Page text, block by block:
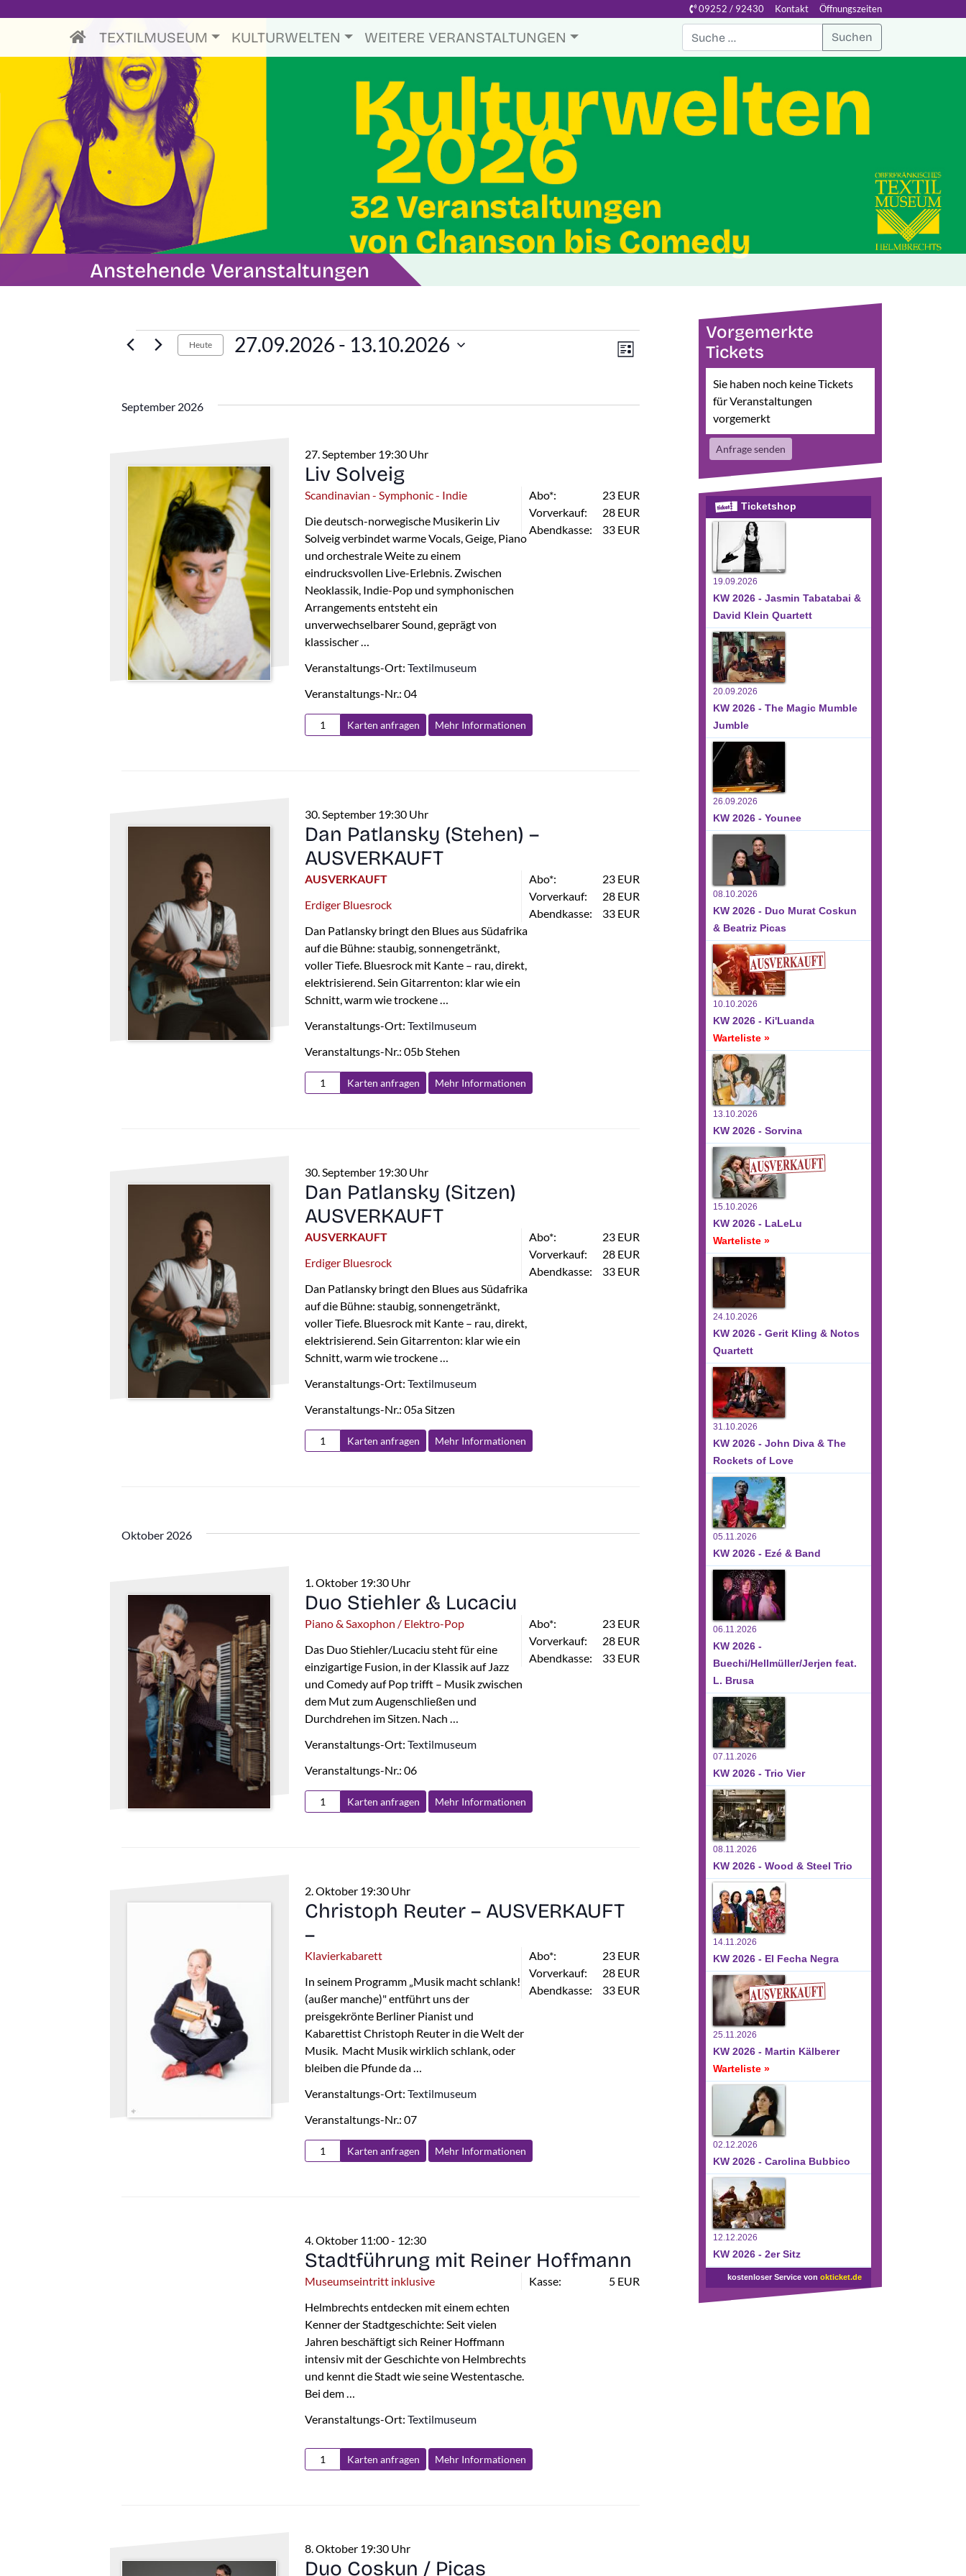
09252 / 92430 Kontakt Öffnungszeiten
TEXTILMUSEUM KULTURWELTEN WEITERE VERANSTALTUNGEN Suchen
Anstehende Veranstaltungen
Veranstaltungen
Ansichten-
Navigation
Veranstaltung
Ansichten-
Navigation
Liste
Heute 27.09.2026 - 13.10.2026
September 2026
27. September 19:30 Uhr
Liv Solveig
Scandinavian - Symphonic - Indie
Die deutsch-norwegische Musikerin Liv
Solveig verbindet warme Vocals, Geige, Piano
und orchestrale Weite zu einem
eindrucksvollen Live-Erlebnis. Zwischen
Neoklassik, Indie-Pop und symphonischen
Arrangements entsteht ein
unverwechselbarer Sound, geprägt von
klassischer …
Veranstaltungs-Ort:Textilmuseum
Veranstaltungs-Nr.: 04
Abo*:
23 EUR
Vorverkauf:
28 EUR
Abendkasse:
33 EUR
Karten anfragen Mehr Informationen
30. September 19:30 Uhr
Dan Patlansky (Stehen) –
AUSVERKAUFT
AUSVERKAUFT
Erdiger Bluesrock
Dan Patlansky bringt den Blues aus Südafrika
auf die Bühne: staubig, sonnengetränkt,
voller Tiefe. Bluesrock mit Kante – rau, direkt,
elektrisierend. Sein Gitarrenton: klar wie ein
Schnitt, warm wie trockene …
Veranstaltungs-Ort:Textilmuseum
Veranstaltungs-Nr.: 05b Stehen
Abo*:
23 EUR
Vorverkauf:
28 EUR
Abendkasse:
33 EUR
Karten anfragen Mehr Informationen
30. September 19:30 Uhr
Dan Patlansky (Sitzen)
AUSVERKAUFT
AUSVERKAUFT
Erdiger Bluesrock
Dan Patlansky bringt den Blues aus Südafrika
auf die Bühne: staubig, sonnengetränkt,
voller Tiefe. Bluesrock mit Kante – rau, direkt,
elektrisierend. Sein Gitarrenton: klar wie ein
Schnitt, warm wie trockene …
Veranstaltungs-Ort:Textilmuseum
Veranstaltungs-Nr.: 05a Sitzen
Abo*:
23 EUR
Vorverkauf:
28 EUR
Abendkasse:
33 EUR
Karten anfragen Mehr Informationen
Oktober 2026
1. Oktober 19:30 Uhr
Duo Stiehler & Lucaciu
Piano & Saxophon / Elektro-Pop
Das Duo Stiehler/Lucaciu steht für eine
einzigartige Fusion, in der Klassik auf Jazz
und Comedy auf Pop trifft – Musik zwischen
dem Mut zum Augenschließen und
Durchdrehen im Sitzen. Nach …
Veranstaltungs-Ort:Textilmuseum
Veranstaltungs-Nr.: 06
Abo*:
23 EUR
Vorverkauf:
28 EUR
Abendkasse:
33 EUR
Karten anfragen Mehr Informationen
2. Oktober 19:30 Uhr
Christoph Reuter – AUSVERKAUFT
–
Klavierkabarett
In seinem Programm „Musik macht schlank!
(außer manche)" entführt uns der
preisgekrönte Berliner Pianist und
Kabarettist Christoph Reuter in die Welt der
Musik. Macht Musik wirklich schlank, oder
bleiben die Pfunde da …
Veranstaltungs-Ort:Textilmuseum
Veranstaltungs-Nr.: 07
Abo*:
23 EUR
Vorverkauf:
28 EUR
Abendkasse:
33 EUR
Karten anfragen Mehr Informationen
4. Oktober 11:00- 12:30
Stadtführung mit Reiner Hoffmann
Museumseintritt inklusive
Helmbrechts entdecken mit einem echten
Kenner der Stadtgeschichte: Seit vielen
Jahren beschäftigt sich Reiner Hoffmann
intensiv mit der Geschichte von Helmbrechts
und kennt die Stadt wie seine Westentasche.
Bei dem …
Veranstaltungs-Ort:Textilmuseum
Kasse: 5 EUR
Karten anfragen Mehr Informationen
8. Oktober 19:30 Uhr
Duo Coskun / Picas
Vorgemerkte
Tickets
Sie haben noch keine Tickets
für Veranstaltungen
vorgemerkt
Anfrage senden
Ticketshop
19.09.2026
KW 2026 - Jasmin Tabatabai &
David Klein Quartett
20.09.2026
KW 2026 - The Magic Mumble
Jumble
26.09.2026
KW 2026 - Younee
08.10.2026
KW 2026 - Duo Murat Coskun
& Beatriz Picas
10.10.2026
KW 2026 - Ki'Luanda
Warteliste »
13.10.2026
KW 2026 - Sorvina
15.10.2026
KW 2026 - LaLeLu
Warteliste »
24.10.2026
KW 2026 - Gerit Kling & Notos
Quartett
31.10.2026
KW 2026 - John Diva & The
Rockets of Love
05.11.2026
KW 2026 - Ezé & Band
06.11.2026
KW 2026 -
Buechi/Hellmüller/Jerjen feat.
L. Brusa
07.11.2026
KW 2026 - Trio Vier
08.11.2026
KW 2026 - Wood & Steel Trio
14.11.2026
KW 2026 - El Fecha Negra
25.11.2026
KW 2026 - Martin Kälberer
Warteliste »
02.12.2026
KW 2026 - Carolina Bubbico
12.12.2026
KW 2026 - 2er Sitz
kostenloser Service von okticket.de